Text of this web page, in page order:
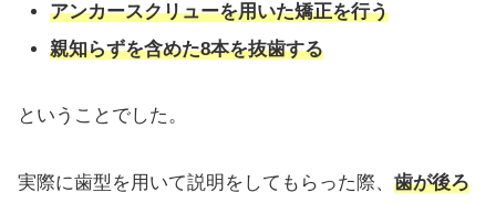
アンカースクリューを用いた矯正を行う
親知らずを含めた8本を抜歯する
ということでした。
実際に歯型を用いて説明をしてもらった際、 歯が後ろ